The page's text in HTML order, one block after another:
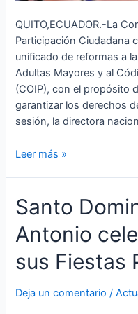
QUITO,ECUADOR.-La
Participación Ciudadana
unificado de reformas a
Adultas Mayores y al
(COIP), con el propósito
garantizar los derechos
sesión, la directora
Leer más »
Santo
Antonio
sus Fiestas
Deja un comentario /
Santo
Domingo
de
Antonio
con